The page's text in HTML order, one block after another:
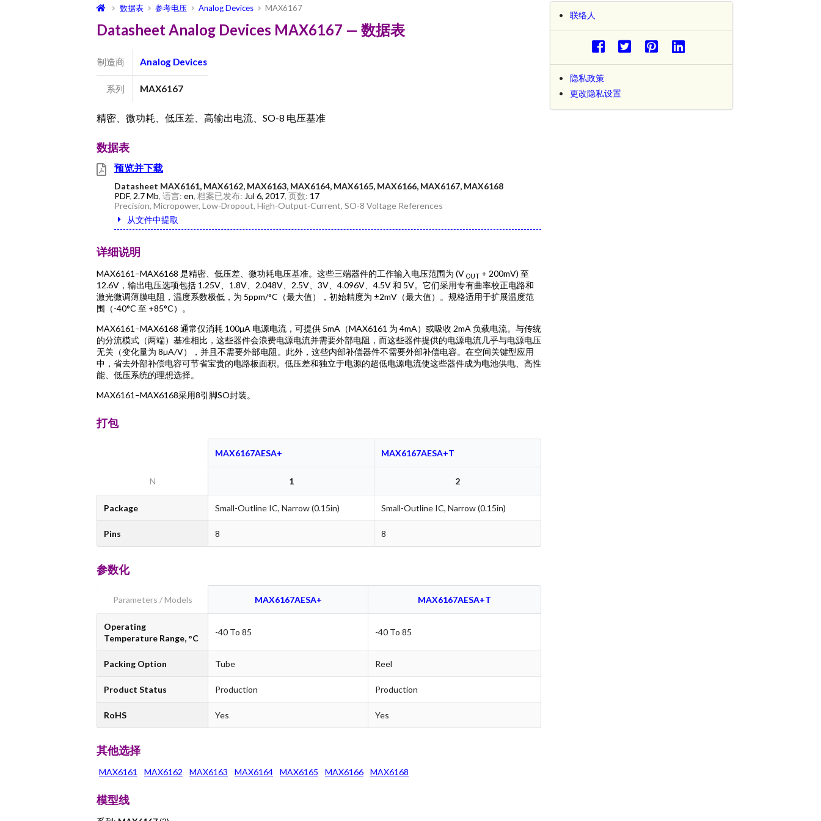
数据表 参考电压 Analog Devices MAX6167
Datasheet Analog Devices MAX6167 — 数据表
制造商 Analog Devices
系列 MAX6167
精密、微功耗、低压差、高输出电流、SO-8 电压基准
数据表
预览并下载
Datasheet MAX6161, MAX6162, MAX6163, MAX6164, MAX6165, MAX6166, MAX6167, MAX6168
PDF, 2.7 Mb, 语言: en, 档案已发布: Jul 6, 2017, 页数: 17
Precision, Micropower, Low-Dropout, High-Output-Current, SO-8 Voltage References
从文件中提取
详细说明
MAX6161–MAX6168 是精密、低压差、微功耗电压基准。这些三端器件的工作输入电压范围为 (V OUT + 200mV) 至
12.6V，输出电压选项包括 1.25V、1.8V、2.048V、2.5V、3V、4.096V、4.5V 和 5V。它们采用专有曲率校正电路和
激光微调薄膜电阻，温度系数极低，为 5ppm/°C（最大值），初始精度为 ±2mV（最大值）。规格适用于扩展温度范
围（-40°C 至 +85°C）。
MAX6161–MAX6168 通常仅消耗 100µA 电源电流，可提供 5mA（MAX6161 为 4mA）或吸收 2mA 负载电流。与传统
的分流模式（两端）基准相比，这些器件会浪费电源电流并需要外部电阻，而这些器件提供的电源电流几乎与电源电压
无关（变化量为 8µA/V），并且不需要外部电阻。此外，这些内部补偿器件不需要外部补偿电容。在空间关键型应用
中，省去外部补偿电容可节省宝贵的电路板面积。低压差和独立于电源的超低电源电流使这些器件成为电池供电、高性
能、低压系统的理想选择。
MAX6161–MAX6168采用8引脚SO封装。
打包
MAX6167AESA+ MAX6167AESA+T
N 1 2
Package Small-Outline IC, Narrow (0.15in) Small-Outline IC, Narrow (0.15in)
Pins 8 8
参数化
Parameters / Models MAX6167AESA+ MAX6167AESA+T
Operating
Temperature Range, °C
-40 To 85 -40 To 85
Packing Option Tube Reel
Product Status Production Production
RoHS Yes Yes
其他选择
MAX6161 MAX6162 MAX6163 MAX6164 MAX6165 MAX6166 MAX6168
模型线
联络人
隐私政策
更改隐私设置